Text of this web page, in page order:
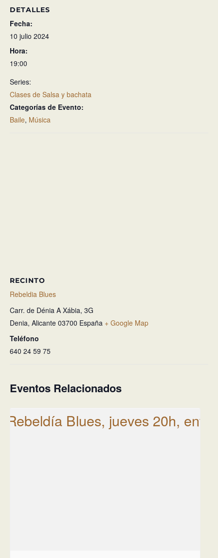
DETALLES
Fecha:
10 julio 2024
Hora:
19:00
Series:
Clases de Salsa y bachata
Categorías de Evento:
Baile, Música
RECINTO
Rebeldia Blues
Carr. de Dénia A Xábia, 3G
Denia, Alicante 03700 España + Google Map
Teléfono
640 24 59 75
Eventos Relacionados